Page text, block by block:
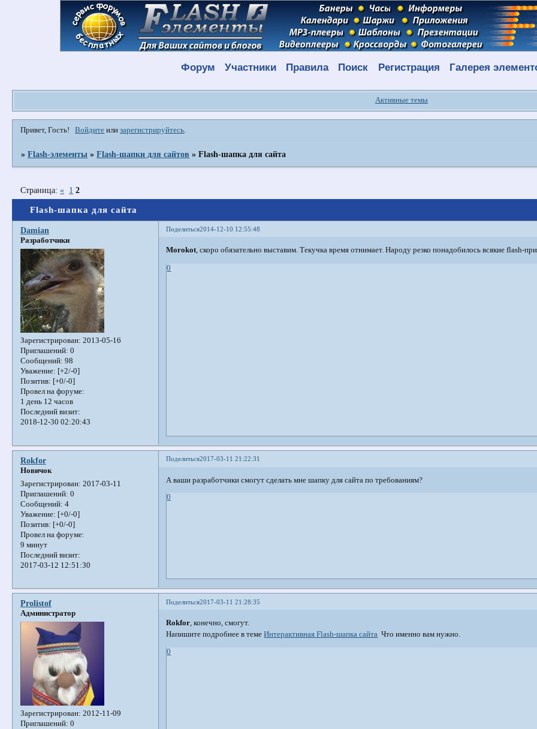
Форум Участники Правила Поиск Регистрация Галерея
Активные темы
Привет, Гость! Войдите илизарегистрируйтесь
»Flash-элементы »Flash-шапки для сайтов »Flash-шапка для сайта
Flash-шапка для сайта
Страница:« 1 2
Поделиться2014-12-10 12:55:48
Damian
Разработчики
Зарегистрирован: 2013-05-16
Приглашений: 0
Сообщений: 98
Уважение: [+2/-0]
Позитив: [+0/-0]
Провел на форуме:
1 день 12 часов
Последний визит:
2018-12-30 02:20:43
Morokot, скоро обязательно выставим. Текучка время отнимает. Народу резко понадобилось всякие flash-
0
Поделиться2017-03-11 21:22:31
Rokfor
Новичок
Зарегистрирован: 2017-03-11
Приглашений: 0
Сообщений: 4
Уважение: [+0/-0]
Позитив: [+0/-0]
Провел на форуме:
9 минут
Последний визит:
2017-03-12 12:51:30
А ваши разработчики смогут сделать мне шапку для сайта по требованиям?
0
Поделиться2017-03-11 21:28:35
Prolistof
Администратор
Зарегистрирован: 2012-11-09
Приглашений: 0
Rokfor, конечно, смогут.
Напишите подробнее в темеИнтерактивная Flash-шапка сайта Что именно вам нужно.
0